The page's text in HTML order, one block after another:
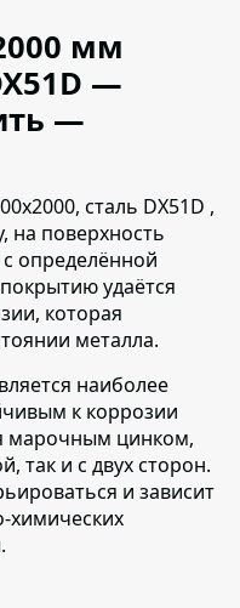
мм
—
—
сталь DX51D ,
на поверхность
определённой
удаётся
которая
металла.
наиболее
к коррозии
марочным цинком,
так и с двух сторон.
и зависит
химических